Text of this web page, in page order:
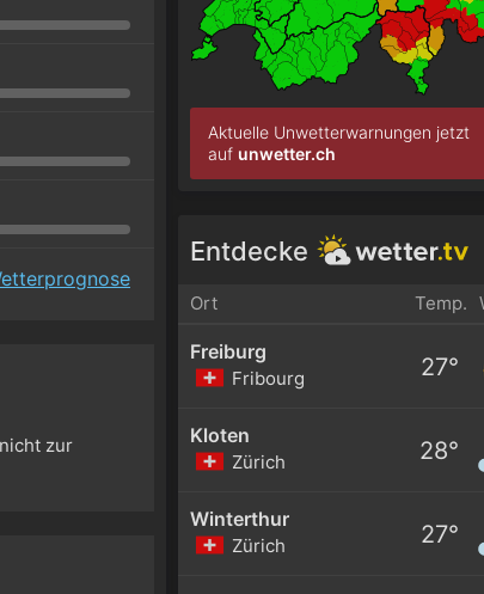
zur
Aktuelle Unwetterwarnungen jetzt
auf unwetter.ch
Entdecke
Ort Temp.
Freiburg
Fribourg 27°
Kloten
Zürich 28°
Winterthur
Zürich 27°